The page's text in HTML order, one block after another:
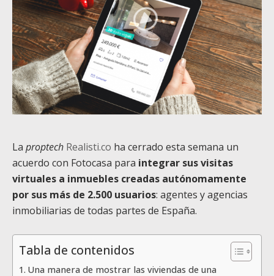
La proptech Realisti.co ha cerrado esta semana un
acuerdo con Fotocasa para integrar sus visitas
virtuales a inmuebles creadas autónomamente
por sus más de 2.500 usuarios: agentes y agencias
inmobiliarias de todas partes de España.
Tabla de contenidos
Una manera de mostrar las viviendas de una